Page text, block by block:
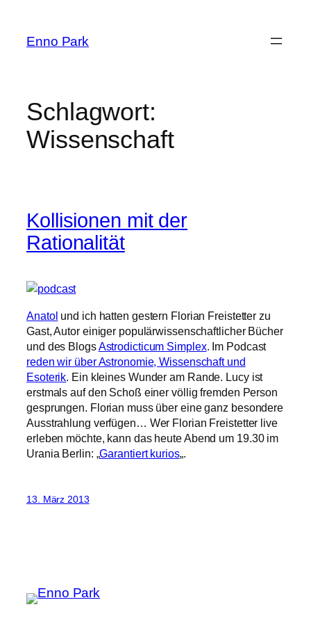
springen
Enno Park
Schlagwort:
Wissenschaft
Kollisionen mit der
Rationalität
Anatol und ich hatten gestern Florian Freistetter zu
Gast, Autor einiger populärwissenschaftlicher Bücher
und des BlogsAstrodicticum Simplex. Im Podcast
reden wir über Astronomie, Wissenschaft und
Esoterik. Ein kleines Wunder am Rande. Lucy ist
erstmals auf den Schoß einer völlig fremden Person
gesprungen. Florian muss über eine ganz besondere
Ausstrahlung verfügen… Wer Florian Freistetter live
erleben möchte, kann das heute Abend um 19.30 im
Urania Berlin: „Garantiert kurios„.
13. März 2013